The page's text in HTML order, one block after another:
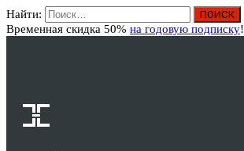
Найти:
Временная скидка 50% на годовую подписку!